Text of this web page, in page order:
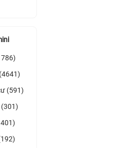
(591)
(301)